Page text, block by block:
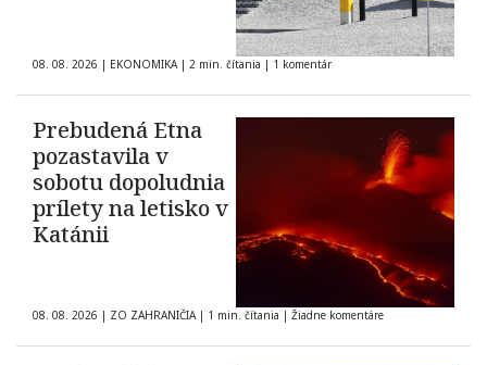
08. 08. 2026 | EKONOMIKA | 2 min. čítania | 1 komentár
Prebudená Etna
pozastavila v
sobotu dopoludnia
prílety na letisko v
Katánii
08. 08. 2026 | ZO ZAHRANIČIA | 1 min. čítania | Žiadne komentáre